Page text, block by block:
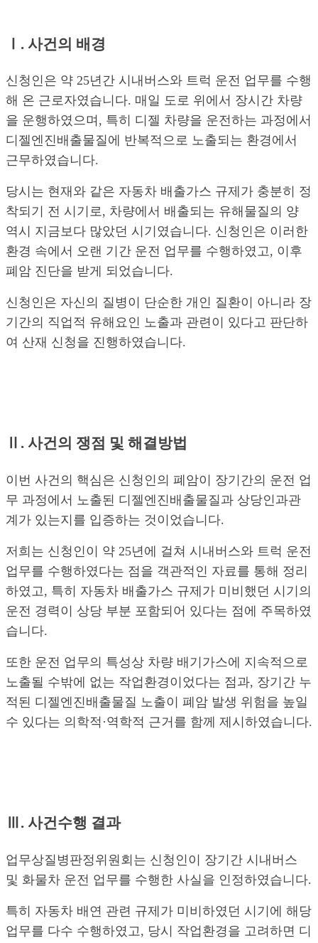
Ⅰ. 사건의 배경
신청인은 약 25년간 시내버스와 트럭 운전 업무를 수행
해 온 근로자였습니다. 매일 도로 위에서 장시간 차량
을 운행하였으며, 특히 디젤 차량을 운전하는 과정에서
디젤엔진배출물질에 반복적으로 노출되는 환경에서
근무하였습니다.
당시는 현재와 같은 자동차 배출가스 규제가 충분히 정
착되기 전 시기로, 차량에서 배출되는 유해물질의 양
역시 지금보다 많았던 시기였습니다. 신청인은 이러한
환경 속에서 오랜 기간 운전 업무를 수행하였고, 이후
폐암 진단을 받게 되었습니다.
신청인은 자신의 질병이 단순한 개인 질환이 아니라 장
기간의 직업적 유해요인 노출과 관련이 있다고 판단하
여 산재 신청을 진행하였습니다.
Ⅱ. 사건의 쟁점 및 해결방법
이번 사건의 핵심은 신청인의 폐암이 장기간의 운전 업
무 과정에서 노출된 디젤엔진배출물질과 상당인과관
계가 있는지를 입증하는 것이었습니다.
저희는 신청인이 약 25년에 걸쳐 시내버스와 트럭 운전
업무를 수행하였다는 점을 객관적인 자료를 통해 정리
하였고, 특히 자동차 배출가스 규제가 미비했던 시기의
운전 경력이 상당 부분 포함되어 있다는 점에 주목하였
습니다.
또한 운전 업무의 특성상 차량 배기가스에 지속적으로
노출될 수밖에 없는 작업환경이었다는 점과, 장기간 누
적된 디젤엔진배출물질 노출이 폐암 발생 위험을 높일
수 있다는 의학적·역학적 근거를 함께 제시하였습니다.
Ⅲ. 사건수행 결과
업무상질병판정위원회는 신청인이 장기간 시내버스
및 화물차 운전 업무를 수행한 사실을 인정하였습니다.
특히 자동차 배연 관련 규제가 미비하였던 시기에 해당
업무를 다수 수행하였고, 당시 작업환경을 고려하면 디